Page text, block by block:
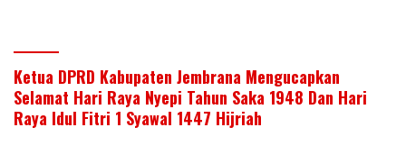
Ketua DPRD Kabupaten Jembrana Mengucapkan
Selamat Hari Raya Nyepi Tahun Saka 1948 Dan Hari
Raya Idul Fitri 1 Syawal 1447 Hijriah